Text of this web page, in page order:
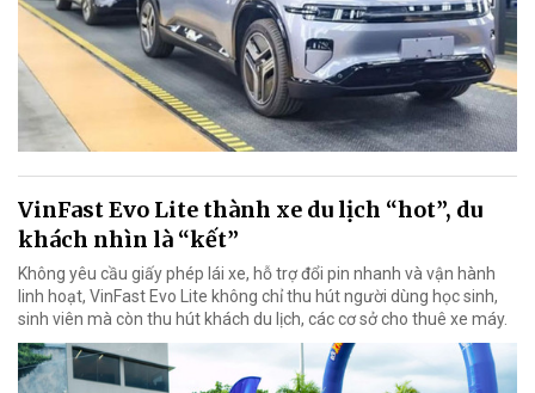
VinFast Evo Lite thành xe du lịch “hot”, du
khách nhìn là “kết”
Không yêu cầu giấy phép lái xe, hỗ trợ đổi pin nhanh và vận hành
linh hoạt, VinFast Evo Lite không chỉ thu hút người dùng học sinh,
sinh viên mà còn thu hút khách du lịch, các cơ sở cho thuê xe máy.